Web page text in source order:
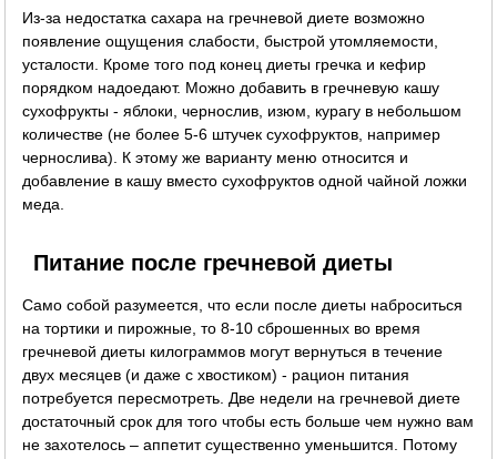
Из-за недостатка сахара на гречневой диете возможно
появление ощущения слабости, быстрой утомляемости,
усталости. Кроме того под конец диеты гречка и кефир
порядком надоедают. Можно добавить в гречневую кашу
сухофрукты - яблоки, чернослив, изюм, курагу в небольшом
количестве (не более 5-6 штучек сухофруктов, например
чернослива). К этому же варианту меню относится и
добавление в кашу вместо сухофруктов одной чайной ложки
меда.
Питание после гречневой диеты
Само собой разумеется, что если после диеты наброситься
на тортики и пирожные, то 8-10 сброшенных во время
гречневой диеты килограммов могут вернуться в течение
двух месяцев (и даже с хвостиком) - рацион питания
потребуется пересмотреть. Две недели на гречневой диете
достаточный срок для того чтобы есть больше чем нужно вам
не захотелось – аппетит существенно уменьшится. Потому